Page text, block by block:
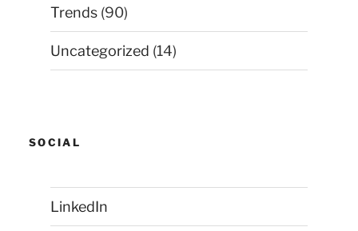
Trends (90)
Uncategorized (14)
SOCIAL
LinkedIn